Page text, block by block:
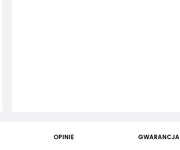
OPINIE GWARANCJA